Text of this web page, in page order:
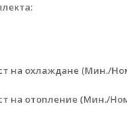
на охлаждане (Мин./
на отопление (Мин./